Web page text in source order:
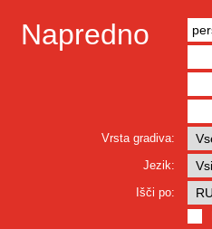
Napredno
Vrsta gradiva:
Jezik:
Išči po: